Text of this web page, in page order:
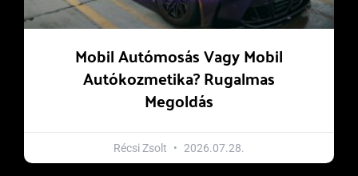
Mobil Autómosás Vagy Mobil
Autókozmetika? Rugalmas
Megoldás
Récsi Zsolt 2026.07.28.